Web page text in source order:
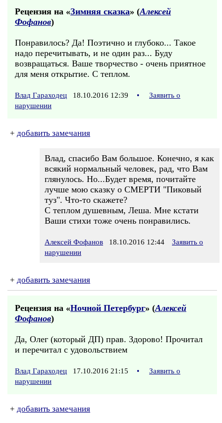
Рецензия на «Зимняя сказка» (Алексей
Фофанов)
Понравилось? Да! Поэтично и глубоко... Такое
надо перечитывать, и не один раз... Буду
возвращаться. Ваше творчество - очень приятное
для меня открытие. С теплом.
Влад Гараходец 18.10.2016 12:39 •
Заявить о
нарушении
+ добавить замечания
Влад, спасибо Вам большое. Конечно, я как
всякий нормальный человек, рад, что Вам
глянулось. Но...Будет время, почитайте
лучше мою сказку о СМЕРТИ "Пиковый
туз". Что-то скажете?
С теплом душевным, Леша. Мне кстати
Ваши стихи тоже очень понравились.
Алексей Фофанов 18.10.2016 12:44
Заявить о
нарушении
+ добавить замечания
Рецензия на «Ночной Петербург» (Алексей
Фофанов)
Да, Олег (который ДП) прав. Здорово! Прочитал
и перечитал с удовольствием
Влад Гараходец 17.10.2016 21:15 •
Заявить о
нарушении
+ добавить замечания